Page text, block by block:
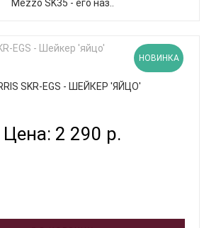
Mezzo SK35 - его наз..
НОВИНКА
SKR-EGS - ШЕЙКЕР 'ЯЙЦО'
Цена: 2 290 р.